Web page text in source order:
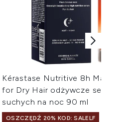
Kérastase Nutritive 8h Magic
for Dry Hair odżywcze serum
suchych na noc 90 ml
OSZCZĘDŹ 20% KOD: SALELF